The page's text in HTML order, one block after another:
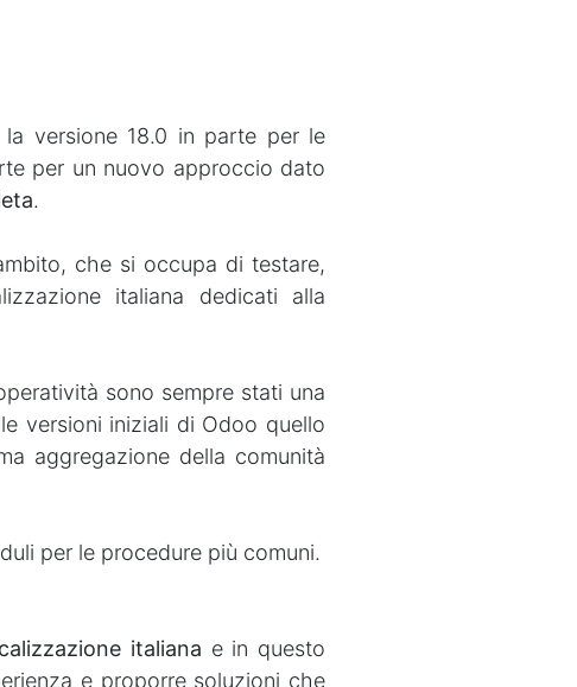
versione 18.0 in parte per le
per un nuovo approccio dato
.
che si occupa di testare,
italiana dedicati alla
sono sempre stati una
versioni iniziali di Odoo quello
aggregazione della comunità
per le procedure più comuni.
italiana e in questo
e proporre soluzioni che